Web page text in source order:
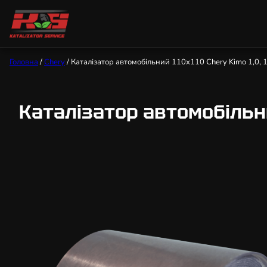
Головна/Chery/ Каталізатор автомобільний 110х110 Chery Kimo 1,0,
Каталізатор